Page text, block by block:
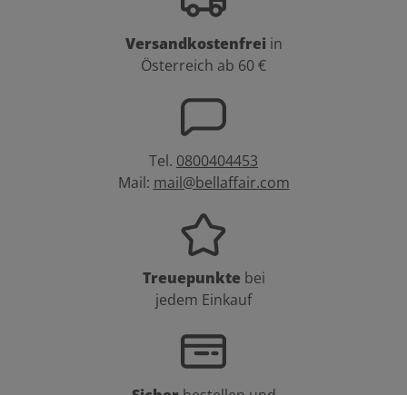
Versandkostenfrei in
Österreich ab 60 €
Tel. 0800404453
Mail: mail@bellaffair.com
Treuepunkte bei
jedem Einkauf